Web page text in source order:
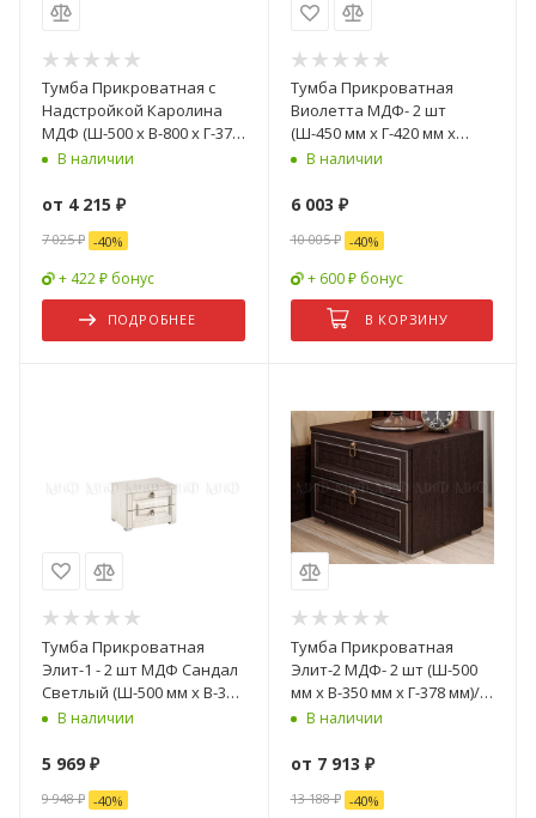
Тумба Прикроватная с
Надстройкой Каролина
МДФ (Ш-500 х В-800 х Г-374
мм)/Разные Цвета
В наличии
от 4 215 ₽
7 025 ₽ -40%
+ 422 ₽ бонус
ПОДРОБНЕЕ
Тумба Прикроватная
Виолетта МДФ- 2 шт
(Ш-450 мм x Г-420 мм х
В-596 мм)
В наличии
6 003 ₽
10 005₽ -40%
+ 600 ₽ бонус
В КОРЗИНУ
Тумба Прикроватная
Элит-1 - 2 шт МДФ Сандал
Светлый (Ш-500 мм x В-350
мм x Г-378 мм)
В наличии
5 969 ₽
9 948₽ -40%
Тумба Прикроватная
Элит-2 МДФ- 2 шт (Ш-500
мм x В-350 мм x Г-378 мм)/
Разные Цвета
В наличии
от 7 913 ₽
13 188 ₽ -40%